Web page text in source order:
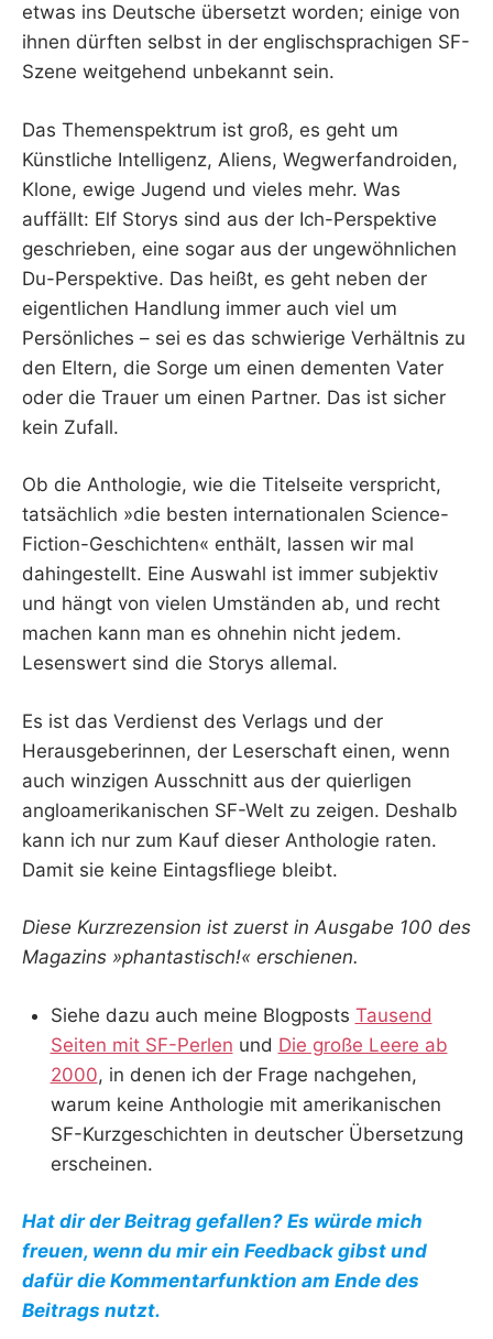
etwas ins Deutsche übersetzt worden; einige von
ihnen dürften selbst in der englischsprachigen SF-
Szene weitgehend unbekannt sein.
Das Themenspektrum ist groß, es geht um
Künstliche Intelligenz, Aliens, Wegwerfandroiden,
Klone, ewige Jugend und vieles mehr. Was
auffällt: Elf Storys sind aus der Ich-Perspektive
geschrieben, eine sogar aus der ungewöhnlichen
Du-Perspektive. Das heißt, es geht neben der
eigentlichen Handlung immer auch viel um
Persönliches – sei es das schwierige Verhältnis zu
den Eltern, die Sorge um einen dementen Vater
oder die Trauer um einen Partner. Das ist sicher
kein Zufall.
Ob die Anthologie, wie die Titelseite verspricht,
tatsächlich »die besten internationalen Science-
Fiction-Geschichten« enthält, lassen wir mal
dahingestellt. Eine Auswahl ist immer subjektiv
und hängt von vielen Umständen ab, und recht
machen kann man es ohnehin nicht jedem.
Lesenswert sind die Storys allemal.
Es ist das Verdienst des Verlags und der
Herausgeberinnen, der Leserschaft einen, wenn
auch winzigen Ausschnitt aus der quierligen
angloamerikanischen SF-Welt zu zeigen. Deshalb
kann ich nur zum Kauf dieser Anthologie raten.
Damit sie keine Eintagsfliege bleibt.
Diese Kurzrezension ist zuerst in Ausgabe 100 des
Magazins »phantastisch!« erschienen.
Siehe dazu auch meine Blogposts Tausend
Seiten mit SF-Perlen und Die große Leere ab
2000, in denen ich der Frage nachgehen,
warum keine Anthologie mit amerikanischen
SF-Kurzgeschichten in deutscher Übersetzung
erscheinen.
Hat dir der Beitrag gefallen? Es würde mich
freuen, wenn du mir ein Feedback gibst und
dafür die Kommentarfunktion am Ende des
Beitrags nutzt.